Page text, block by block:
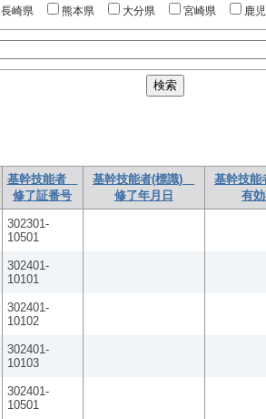
長崎県 熊本県 大分県 宮崎県 鹿
基幹技能者
修了証番号
基幹技能者(標識)
修了年月日
基幹技
有
302301-
10501
302401-
10101
302401-
10102
302401-
10103
302401-
10501